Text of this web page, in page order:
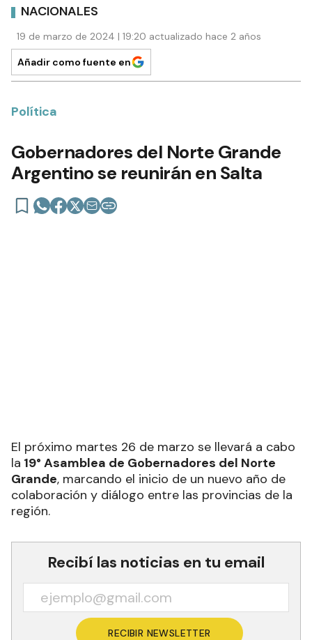
NACIONALES
19 de marzo de 2024 | 19:20 actualizado hace 2 años
Añadir como fuente en
Política
Gobernadores del Norte Grande
Argentino se reunirán en Salta
El próximo martes 26 de marzo se llevará a cabo
la 19° Asamblea de Gobernadores del Norte
Grande, marcando el inicio de un nuevo año de
colaboración y diálogo entre las provincias de la
región.
Recibí las noticias en tu email
RECIBIR NEWSLETTER